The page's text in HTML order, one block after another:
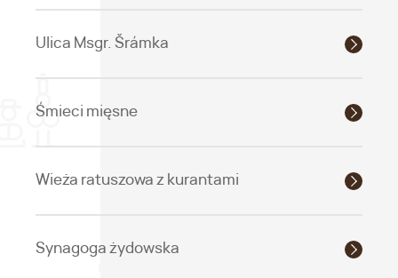
Ulica Msgr. Šrámka
Śmieci mięsne
Wieża ratuszowa z kurantami
Synagoga żydowska